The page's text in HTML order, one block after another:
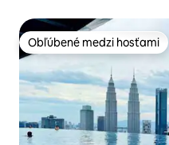
Obľúbené medzi hosťami
Obľúbené medzi hosťami